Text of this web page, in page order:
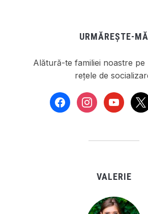
URMĂREȘTE-MĂ
Alătură-te familiei noastre pe
rețele de
facebookinstagramyoutube
x
VALERIE